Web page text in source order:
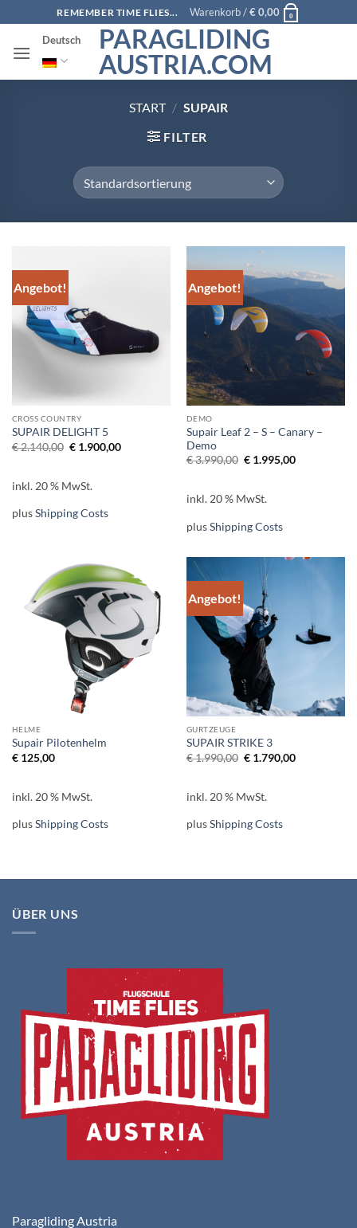
Inhalt
springen
REMEMBER TIME FLIES... Warenkorb /€0,00 0
PARAGLIDING
AUSTRIA.COM
Deutsch
START / SUPAIR
FILTER
Angebot!
CROSS COUNTRY
SUPAIR DELIGHT 5
€2.140,00 Ursprünglicher
€1.900,00Aktueller
inkl. 20 % MwSt.
plusShipping Costs
Angebot!
DEMO
Supair Leaf 2 – S – Canary –
Demo
€3.990,00 Ursprünglicher
€1.995,00Aktueller
inkl. 20 % MwSt.
plusShipping Costs
HELME
Supair Pilotenhelm
€125,00
inkl. 20 % MwSt.
plusShipping Costs
Angebot!
GURTZEUGE
SUPAIR STRIKE 3
€1.990,00 Ursprünglicher
€1.790,00Aktueller
inkl. 20 % MwSt.
plusShipping Costs
ÜBER UNS
Paragliding Austria